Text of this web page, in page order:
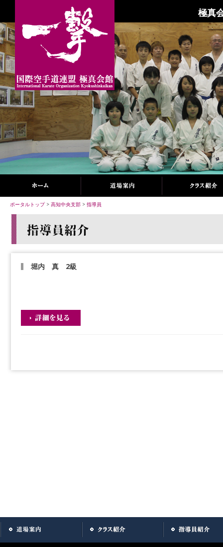
極真
ポータルトップ> 高知中央支部 > 指導員
堀内 真 2級